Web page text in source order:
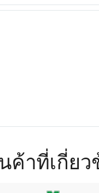
ค้าที่เกี่ยว